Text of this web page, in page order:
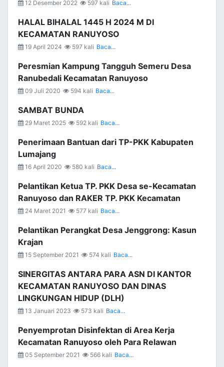
12 Desember 2022 597 kali Baca...
HALAL BIHALAL 1445 H 2024 M DI
KECAMATAN RANUYOSO
19 April 2024 597 kali Baca...
Peresmian Kampung Tangguh Semeru Desa
Ranubedali Kecamatan Ranuyoso
09 Juli 2020 594 kali Baca...
SAMBAT BUNDA
29 Maret 2025 592 kali Baca...
Penerimaan Bantuan dari TP-PKK Kabupaten
Lumajang
16 April 2020 580 kali Baca...
Pelantikan Ketua TP. PKK Desa se-Kecamatan
Ranuyoso dan RAKER TP. PKK Kecamatan
24 Maret 2021 577 kali Baca...
Pelantikan Perangkat Desa Jenggrong: Kasun
Krajan
15 September 2021 574 kali Baca...
SINERGITAS ANTARA PARA ASN DI KANTOR
KECAMATAN RANUYOSO DAN DINAS
LINGKUNGAN HIDUP (DLH)
13 Januari 2023 573 kali Baca...
Penyemprotan Disinfektan di Area Kerja
Kecamatan Ranuyoso oleh Para Relawan
05 September 2021 566 kali Baca...